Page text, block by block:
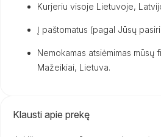
Kurjeriu visoje Lietuvoje,
Į paštomatus (pagal Jūsų
Nemokamas atsiėmimas
Mažeikiai, Lietuva.
Klausti apie prekę